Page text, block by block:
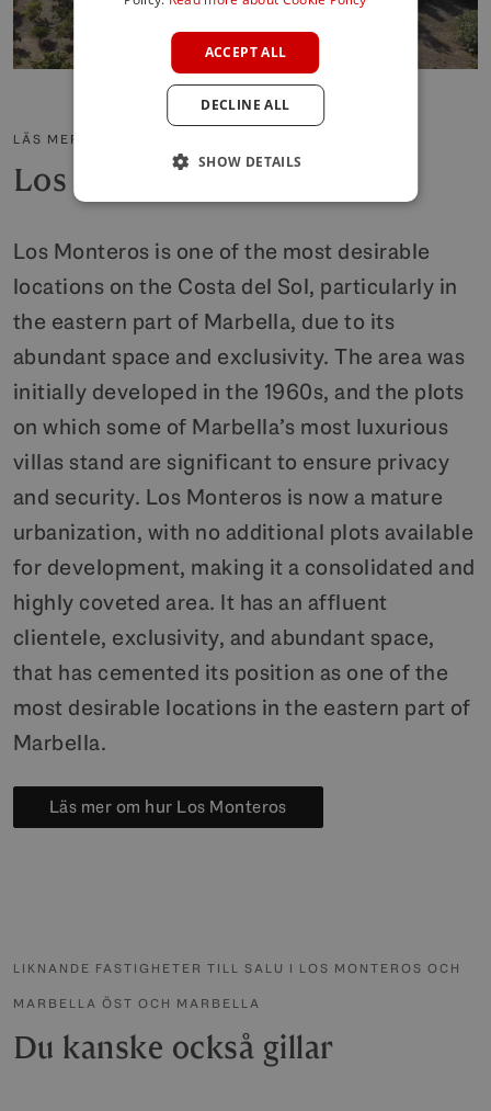
LÄS MER OM OMRÅDET
Los Monteros
Los Monteros is one of the most desirable
locations on the Costa del Sol, particularly in
the eastern part of Marbella, due to its
abundant space and exclusivity. The area was
initially developed in the 1960s, and the plots
on which some of Marbella’s most luxurious
villas stand are significant to ensure privacy
and security. Los Monteros is now a mature
urbanization, with no additional plots available
for development, making it a consolidated and
highly coveted area. It has an affluent
clientele, exclusivity, and abundant space,
that has cemented its position as one of the
most desirable locations in the eastern part of
Marbella.
Läs mer om hur Los Monteros
LIKNANDE FASTIGHETER TILL SALU I LOS MONTEROS OCH
MARBELLA ÖST OCH MARBELLA
Du kanske också gillar
ACCEPT ALL
DECLINE ALL
SHOW DETAILS